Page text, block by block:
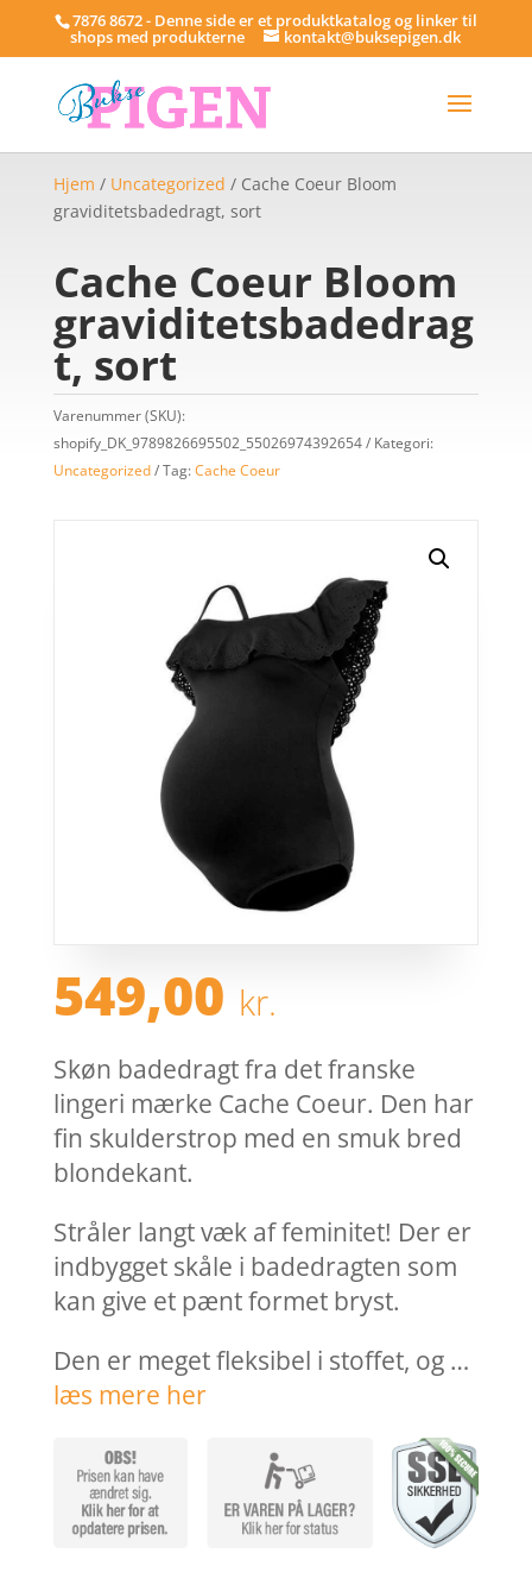
7876 8672 - Denne side er et produktkatalog og linker til
shops med produkterne kontakt@buksepigen.dk
Hjem / Uncategorized / Cache Coeur Bloom
graviditetsbadedragt, sort
Cache Coeur Bloom
graviditetsbadedrag
t, sort
Varenummer (SKU):
shopify_DK_9789826695502_55026974392654
Kategori:
Uncategorized
Tag:Cache Coeur
549,00 kr.
Skøn badedragt fra det franske
lingeri mærke Cache Coeur. Den har
fin skulderstrop med en smuk bred
blondekant.
Stråler langt væk af feminitet! Der er
indbygget skåle i badedragten som
kan give et pænt formet bryst.
Den er meget fleksibel i stoffet, og …
læs mere her